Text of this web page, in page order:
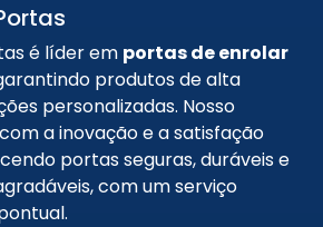
é líder em portas de enrolar
produtos de alta
personalizadas. Nosso
a inovação e a satisfação
portas seguras, duráveis e
com um serviço